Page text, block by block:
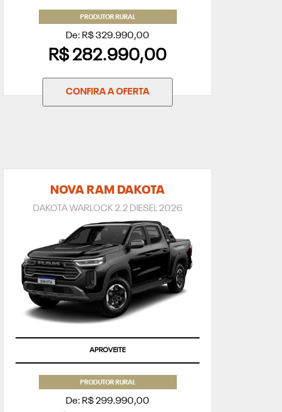
PRODUTOR RURAL
De: R$ 329.990,00
R$ 282.990,00
CONFIRA A OFERTA
NOVA RAM DAKOTA
DAKOTA WARLOCK 2.2 DIESEL 2026
APROVEITE
PRODUTOR RURAL
De: R$ 299.990,00